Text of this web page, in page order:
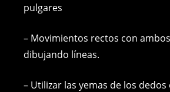
pulgares
– Movimientos rectos con
dibujando líneas.
– Utilizar las yemas de los dedos